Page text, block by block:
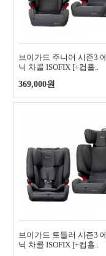
브이가드 주니어 시즌3
닉 차콜 ISOFIX [+컵홀..
369,000원
브이가드 토들러 시즌3
닉 차콜 ISOFIX [+컵홀..